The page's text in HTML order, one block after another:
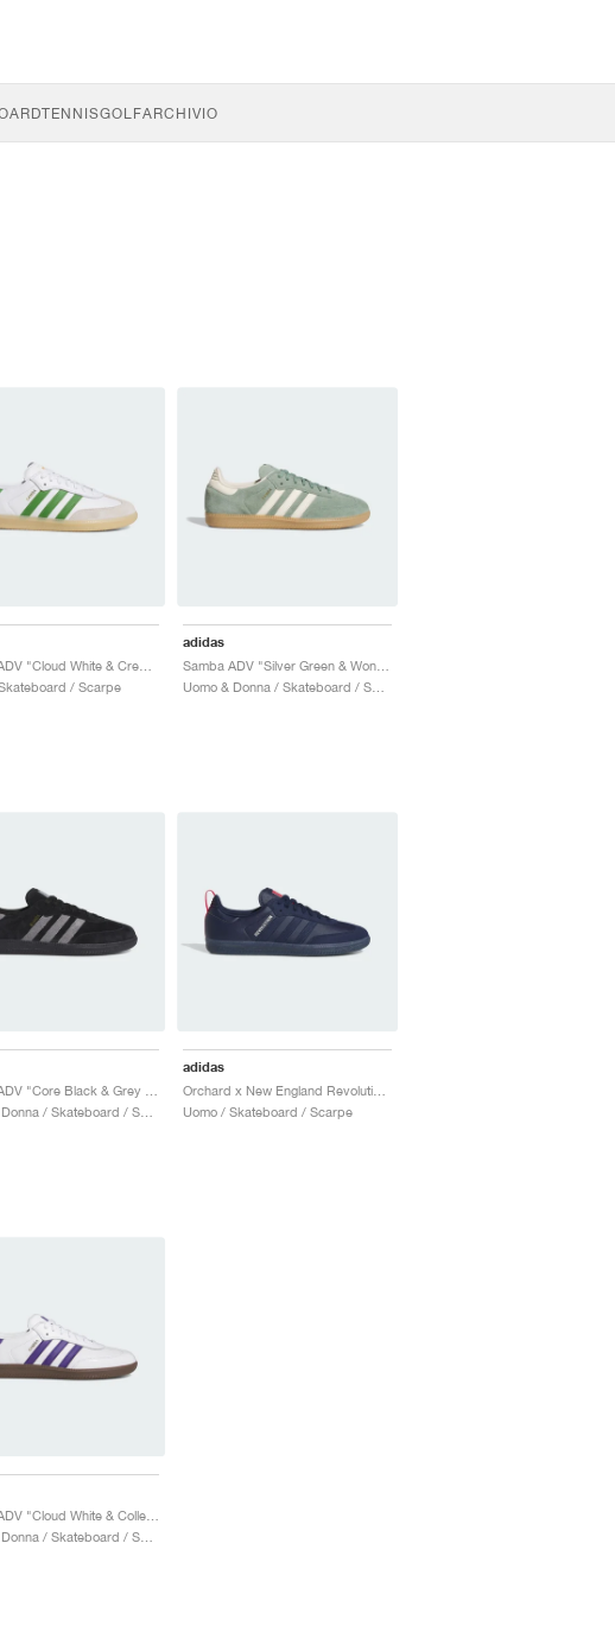
TENNISGOLFARCHIVIO
Samba ADV "Cloud White & Crew Green"
/ Scarpe
adidas
Uomo & Donna / Skateboard / Scarpe
adidas
Uomo / Skateboard / Scarpe
Samba ADV "Cloud White & Collegiate Purple"
Uomo & Donna / Skateboard / Scarpe